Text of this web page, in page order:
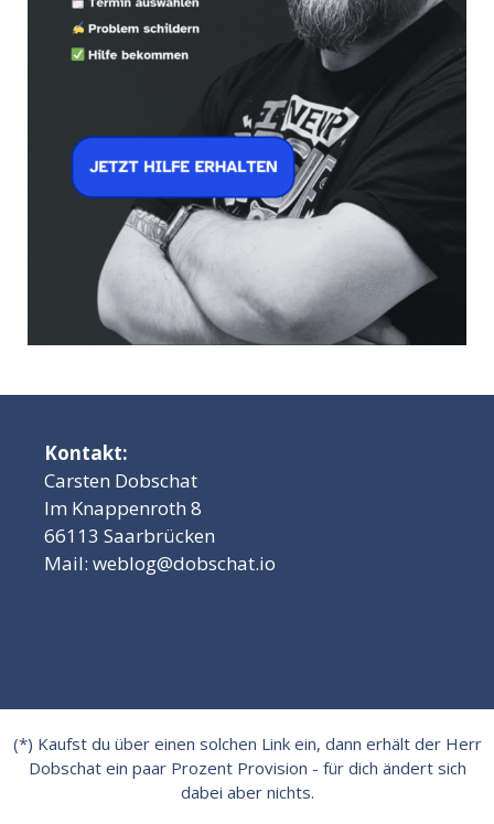
Kontakt:
Carsten Dobschat
Im Knappenroth 8
66113 Saarbrücken
Mail: weblog@dobschat.io
(*) Kaufst du über einen solchen Link ein, dann erhält der Herr
Dobschat ein paar Prozent Provision - für dich ändert sich
dabei aber nichts.